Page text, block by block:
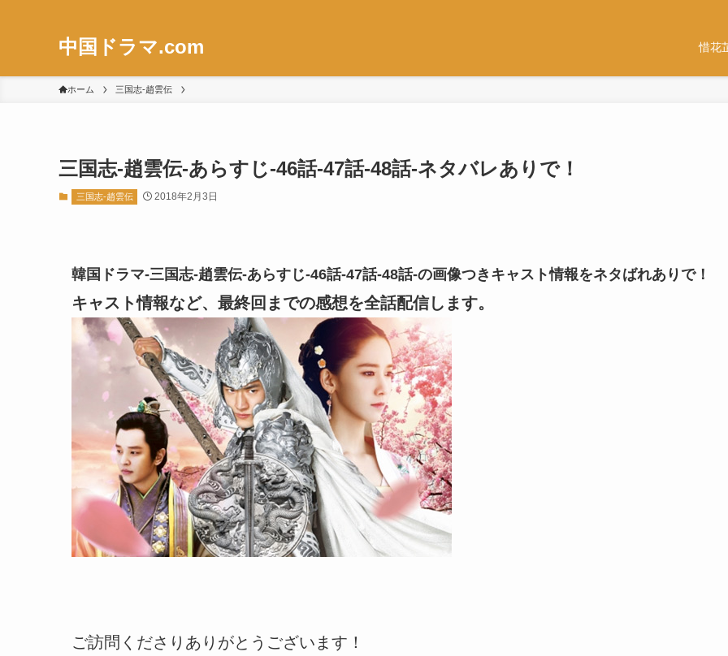
中国ドラマ.com 惜花
ホーム 三国志-趙雲伝
三国志-趙雲伝-あらすじ-46話-47話-48話-ネタバレありで！
三国志-趙雲伝 2018年2月3日
韓国ドラマ-三国志-趙雲伝-あらすじ-46話-47話-48話-の画像つきキャスト情報をネタばれありで！
キャスト情報など、最終回までの感想を全話配信します。
ご訪問くださりありがとうございます！